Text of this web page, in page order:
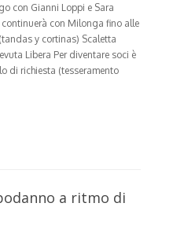
con Gianni Loppi e Sara
con Milonga fino alle
y cortinas) Scaletta
Libera Per diventare soci è
di richiesta (tesseramento
a ritmo di